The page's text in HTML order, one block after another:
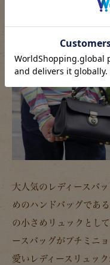
大人気のレディースバッ
めのハンドバッグであ
の小さめリュックとし
ースバッグがプチミニ
愛いレディースリュッ